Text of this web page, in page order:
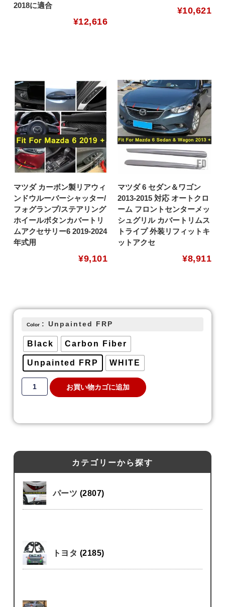
カテゴリーから探す
パーツ (2807)
トヨタ (2185)
2018に適合
¥12,616
¥10,621
マツダ カーボン製リアウィ
ンドウルーバーシャッター/
フォグランプ/ステアリング
ホイールボタンカバートリ
ムアクセサリー6 2019-2024
年式用
¥9,101
マツダ 6 セダン＆ワゴン
2013-2015 対応 オートクロ
ーム フロントセンターメッ
シュグリル カバートリムス
トライプ 外装リフィットキ
ットアクセ
¥8,911
Color : Unpainted FRP
Black Carbon Fiber
Unpainted FRP WHITE
お買い物カゴに追加